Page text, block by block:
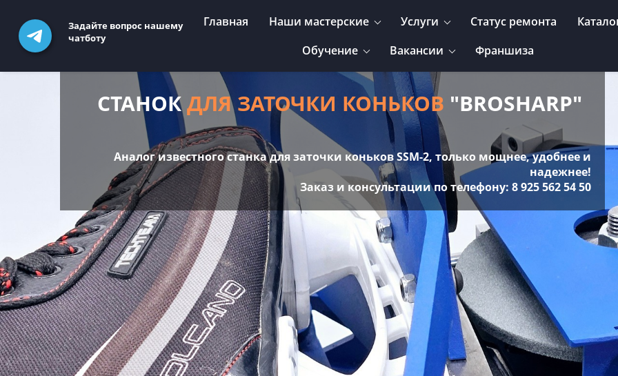
Задайте вопрос нашему
чатботу
Главная Наши мастерские Услуги Статус ремонта
Обучение
Вакансии Франшиза
СТАНОКДЛЯ ЗАТОЧКИ КОНЬКОВ "BROSHARP"
Аналог известного станка для заточки коньков SSM-2, только мощнее, удобнее и
надежнее!
Заказ и консультации по телефону: 8 925 562 54 50